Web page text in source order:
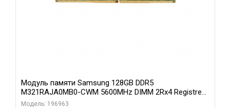
Модуль памяти Samsung 128GB DDR5
M321RAJA0MB0-CWM 5600MHz DIMM 2Rx4 Registred
ECC
Модель: 196963